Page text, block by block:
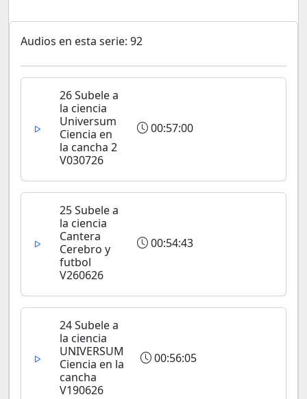
Audios en esta serie: 92
26 Subele a
la ciencia
Universum
Ciencia en
la cancha 2
V030726
00:57:00
25 Subele a
la ciencia
Cantera
Cerebro y
futbol
V260626
00:54:43
24 Subele a
la ciencia
UNIVERSUM
Ciencia en la
cancha
V190626
00:56:05